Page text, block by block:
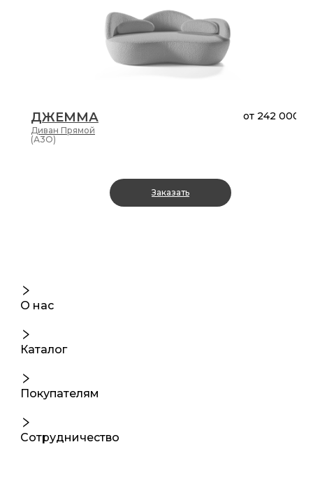
ДЖЕММА
Диван Прямой
от 242 000 ₽
(А3О)
Заказать
О нас
Каталог
Покупателям
Сотрудничество